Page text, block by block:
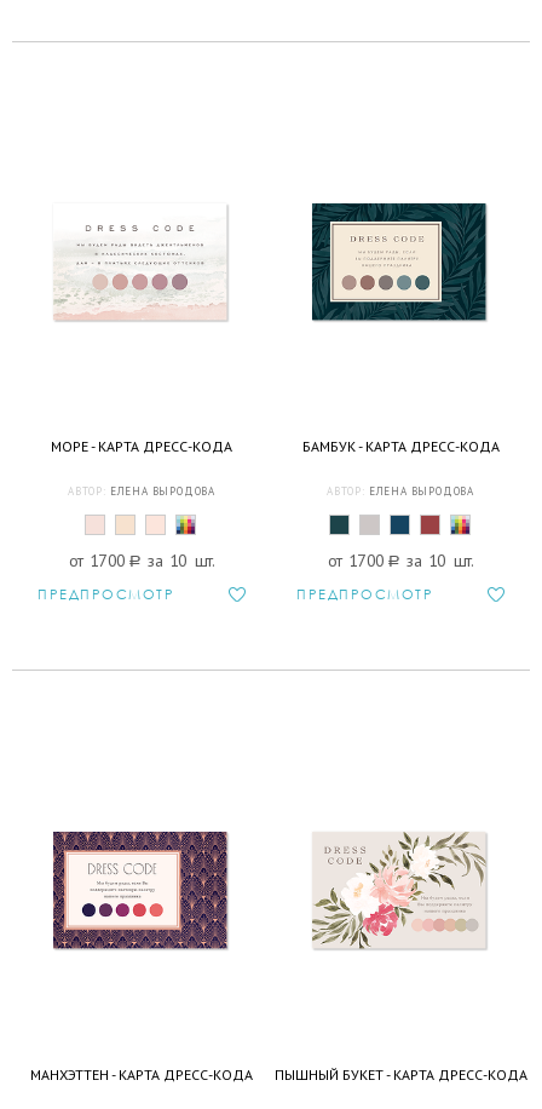
МОРЕ - КАРТА ДРЕСС-КОДА
АВТОР: ЕЛЕНА ВЫРОДОВА
от 1700 a за 10 шт.
ПРЕДПРОСМОТР
БАМБУК - КАРТА ДРЕСС-КОДА
АВТОР: ЕЛЕНА ВЫРОДОВА
от 1700 a за 10 шт.
ПРЕДПРОСМОТР
МАНХЭТТЕН - КАРТА ДРЕСС-КОДА ПЫШНЫЙ БУКЕТ - КАРТА ДРЕСС-КОДА